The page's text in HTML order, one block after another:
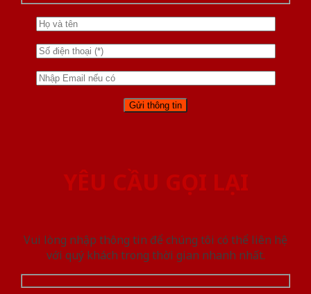
YÊU CẦU GỌI LẠI
Vui lòng nhập thông tin để chúng tôi có thể liên hệ
với quý khách trong thời gian nhanh nhất.